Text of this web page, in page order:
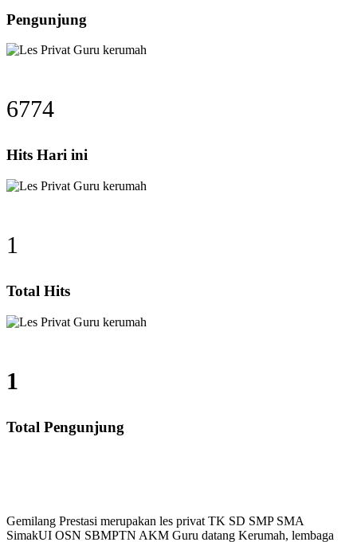
Pengunjung
6774
Hits Hari ini
1
Total Hits
1
Total Pengunjung
Gemilang Prestasi merupakan les privat TK SD SMP SMA
SimakUI OSN SBMPTN AKM Guru datang Kerumah, lembaga